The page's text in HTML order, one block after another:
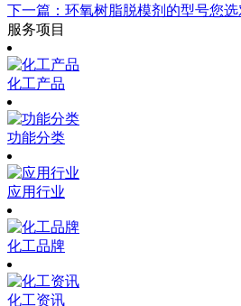
下一篇：环氧树脂脱模剂的型号您选
服务项目
化工产品
功能分类
应用行业
化工品牌
化工资讯